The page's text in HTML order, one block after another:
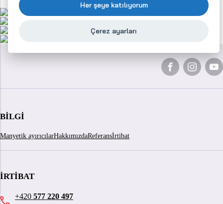
BILGI
Manyetik ayırıcılarHakkımızdaReferansİrtibat
İRTIBAT
+420 577 220 497
Her şeye katılıyorum
Çerez ayarları